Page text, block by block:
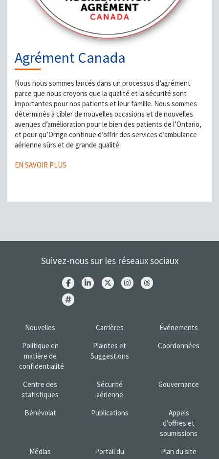
Agrément Canada
Nous nous sommes lancés dans un processus d’agrément
parce que nous croyons que la qualité et la sécurité sont
importantes pour nos patients et leur famille. Nous sommes
déterminés à cibler de nouvelles occasions et de nouvelles
avenues d’amélioration pour le bien des patients de l’Ontario,
et pour qu’Ornge continue d’offrir des services d’ambulance
aérienne sûrs et de grande qualité.
EN SAVOIR PLUS
Suivez-nous sur les réseaux sociaux
Nouvelles Carrières
Événements
Politique en
matière de
confidentialité
Plaintes et
Suggestions
Coordonnées
Centre des
statistiques
Sécurité
aérienne
Gouvernance
Bénévolat Publications
Appels
d’offres et
soumissions
Médias
Portail du
Plan du site